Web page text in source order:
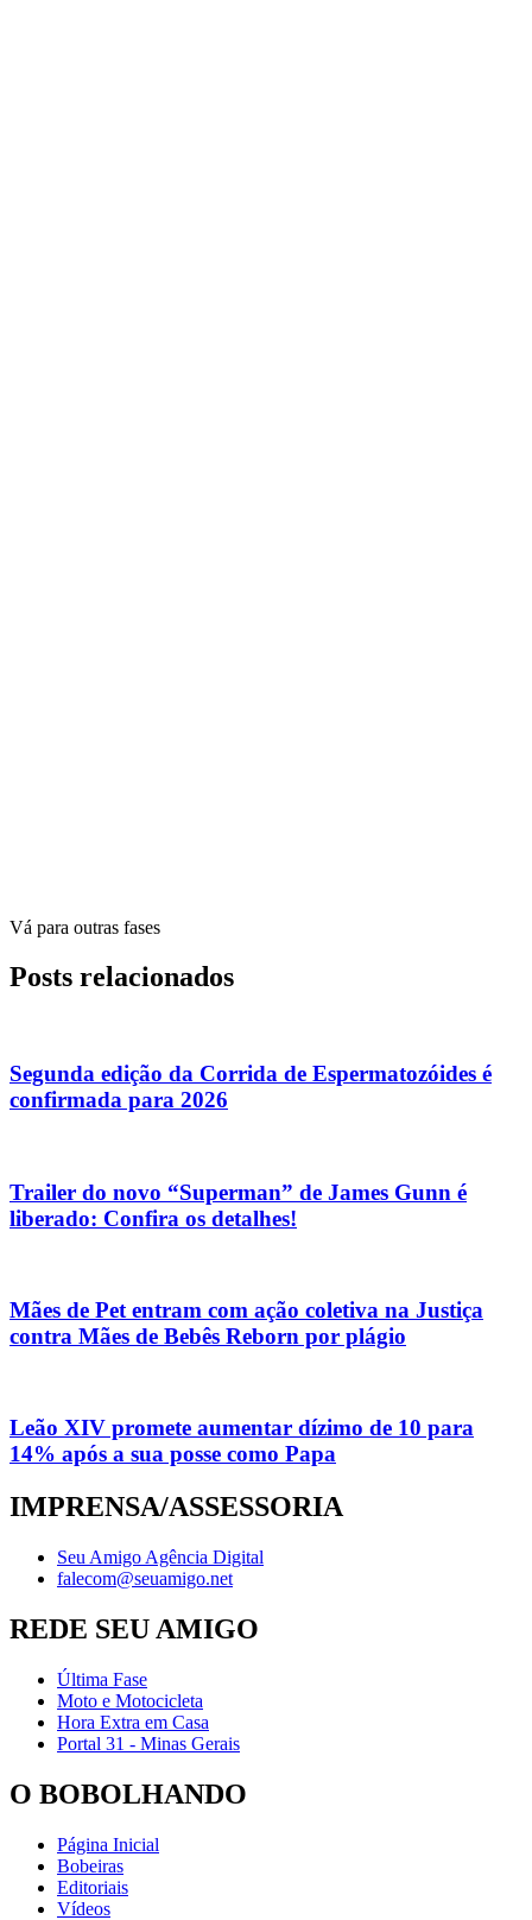
Vá para outras fases
Posts relacionados
Segunda edição da Corrida de Espermatozóides é
confirmada para 2026
Trailer do novo “Superman” de James Gunn é
liberado: Confira os detalhes!
Mães de Pet entram com ação coletiva na Justiça
contra Mães de Bebês Reborn por plágio
Leão XIV promete aumentar dízimo de 10 para
14% após a sua posse como Papa
IMPRENSA/ASSESSORIA
Seu Amigo Agência Digital
falecom@seuamigo.net
REDE SEU AMIGO
Última Fase
Moto e Motocicleta
Hora Extra em Casa
Portal 31 - Minas Gerais
O BOBOLHANDO
Página Inicial
Bobeiras
Editoriais
Vídeos